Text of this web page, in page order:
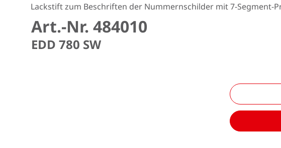
Lackstift zum Beschriften der Nummernschilder mit 7-Segment-
Art.-Nr. 484010
EDD 780 SW